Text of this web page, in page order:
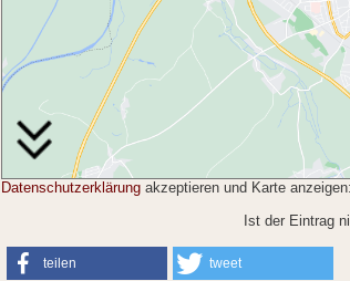
Datenschutzerklärung akzeptieren und Karte anzeigen:
Ist der Eintrag
teilen tweet